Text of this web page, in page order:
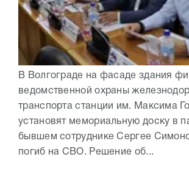
В Волгограде на фасаде здания
ведомственной охраны
транспорта станции им. Максима
установят мемориальную доску в
бывшем сотруднике Сергее
погиб на СВО. Решение об...